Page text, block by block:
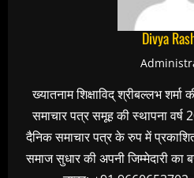
Divya
ख्यातनाम शिक्षाविद् श्रीबल्लभ शर्मा
समाचार पत्र समूह की स्थापना
दैनिक समाचार पत्र के रुप में
समाज सुधार की अपनी जिम्मेदारी का